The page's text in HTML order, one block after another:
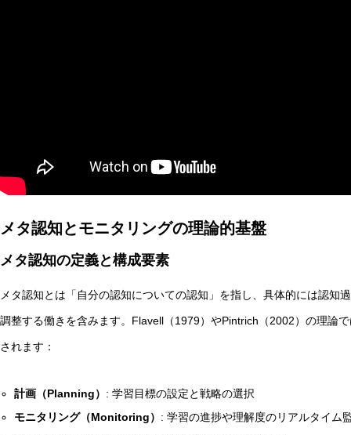
メタ認知とモニタリングの理論的基盤
メタ認知の定義と構成要素
メタ認知とは「自分の認知についての認知」を指し、具体的には認知
調整する働きを含みます。Flavell（1979）やPintrich（2002）の理論
されます：
計画（Planning） : 学習目標の設定と戦略の選択
モニタリング（Monitoring） : 学習の進捗や理解度のリアルタイム